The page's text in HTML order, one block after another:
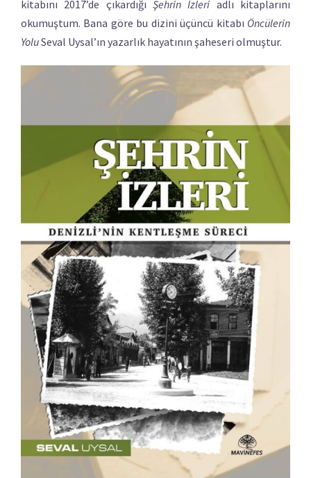
kitabını 2017’de çıkardığı Şehrin İzleri adlı kitaplarını
okumuştum. Bana göre bu dizini üçüncü kitabı Öncülerin
YoluSeval Uysal’ın yazarlık hayatının şaheseri olmuştur.